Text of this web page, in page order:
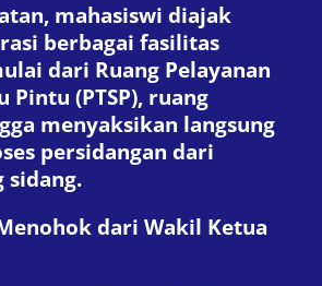
mahasiswi diajak
berbagai fasilitas
dari Ruang Pelayanan
Pintu (PTSP), ruang
menyaksikan langsung
persidangan dari
sidang.
dari Wakil Ketua